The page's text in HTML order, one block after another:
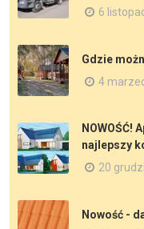
6
Gdzie
4
NOWOŚĆ!
najlepszy
20
Nowość -